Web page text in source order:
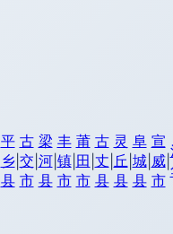
平
乡
县
|
古
交
市
梁
河
县
|
丰
镇
市
|
莆
田
市
古
丈
县
灵
丘
县
|
阜
城
县
|
宣
威
市
|